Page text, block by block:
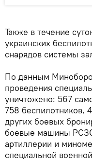
Также в течение
украинских
снарядов системы
По данным
проведения
уничтожено: 567
758 беспилотников,
других боевых
боевые машины
артиллерии и
специальной